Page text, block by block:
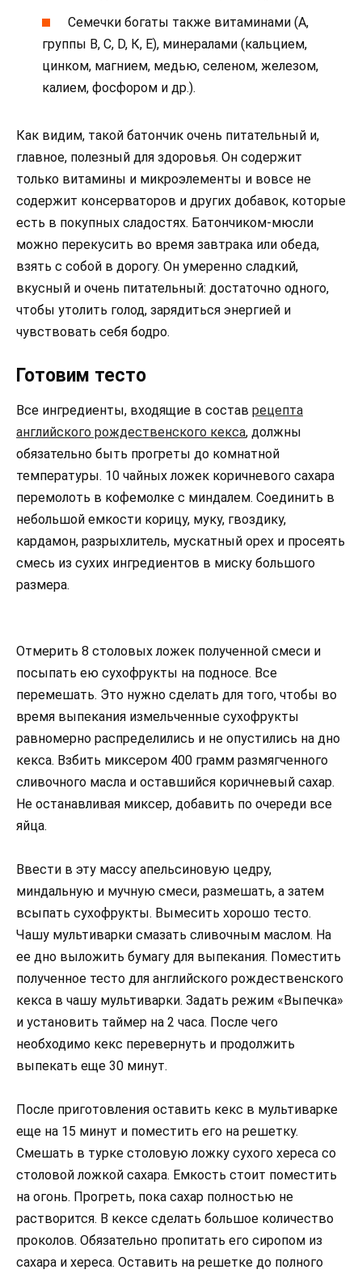
Семечки богаты также витаминами (А,
группы В, С, D, К, Е), минералами (кальцием,
цинком, магнием, медью, селеном, железом,
калием, фосфором и др.).
Как видим, такой батончик очень питательный и,
главное, полезный для здоровья. Он содержит
только витамины и микроэлементы и вовсе не
содержит консерваторов и других добавок, которые
есть в покупных сладостях. Батончиком-мюсли
можно перекусить во время завтрака или обеда,
взять с собой в дорогу. Он умеренно сладкий,
вкусный и очень питательный: достаточно одного,
чтобы утолить голод, зарядиться энергией и
чувствовать себя бодро.
Готовим тесто
Все ингредиенты, входящие в состав рецепта
английского рождественского кекса, должны
обязательно быть прогреты до комнатной
температуры. 10 чайных ложек коричневого сахара
перемолоть в кофемолке с миндалем. Соединить в
небольшой емкости корицу, муку, гвоздику,
кардамон, разрыхлитель, мускатный орех и просеять
смесь из сухих ингредиентов в миску большого
размера.
Отмерить 8 столовых ложек полученной смеси и
посыпать ею сухофрукты на подносе. Все
перемешать. Это нужно сделать для того, чтобы во
время выпекания измельченные сухофрукты
равномерно распределились и не опустились на дно
кекса. Взбить миксером 400 грамм размягченного
сливочного масла и оставшийся коричневый сахар.
Не останавливая миксер, добавить по очереди все
яйца.
Ввести в эту массу апельсиновую цедру,
миндальную и мучную смеси, размешать, а затем
всыпать сухофрукты. Вымесить хорошо тесто.
Чашу мультиварки смазать сливочным маслом. На
ее дно выложить бумагу для выпекания. Поместить
полученное тесто для английского рождественского
кекса в чашу мультиварки. Задать режим «Выпечка»
и установить таймер на 2 часа. После чего
необходимо кекс перевернуть и продолжить
выпекать еще 30 минут.
После приготовления оставить кекс в мультиварке
еще на 15 минут и поместить его на решетку.
Смешать в турке столовую ложку сухого хереса со
столовой ложкой сахара. Емкость стоит поместить
на огонь. Прогреть, пока сахар полностью не
растворится. В кексе сделать большое количество
проколов. Обязательно пропитать его сиропом из
сахара и хереса. Оставить на решетке до полного